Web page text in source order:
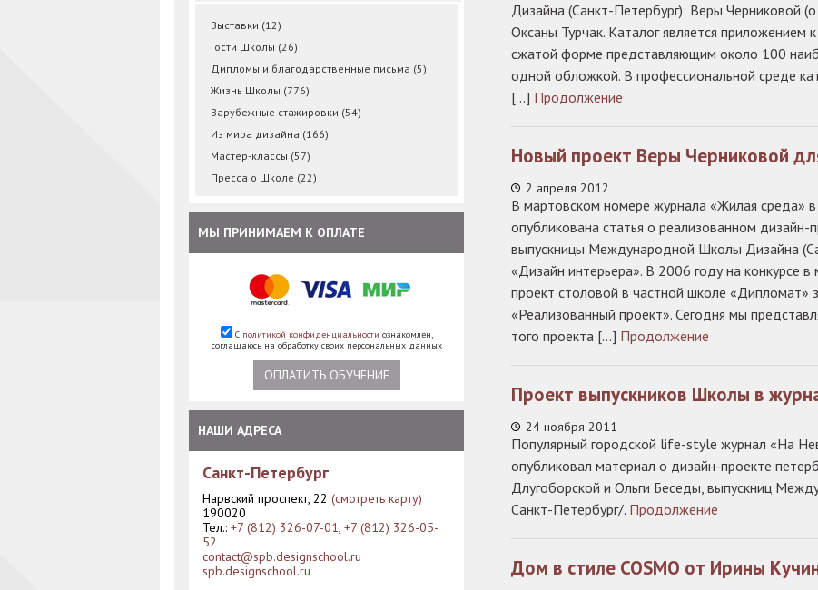
Выставки (12)
Гости Школы (26)
Дипломы и благодарственные письма (5)
Жизнь Школы (776)
Зарубежные стажировки (54)
Из мира дизайна (166)
Мастер-классы (57)
Пресса о Школе (22)
МЫ ПРИНИМАЕМ К ОПЛАТЕ
С политикой конфиденциальности ознакомлен,
соглашаюсь на обработку своих персональных данных
ОПЛАТИТЬ ОБУЧЕНИЕ
НАШИ АДРЕСА
Санкт-Петербург
Нарвский проспект, 22 (смотреть карту)
190020
Тел.: +7 (812) 326-07-01, +7 (812) 326-05-
52
contact@spb.designschool.ru
spb.designschool.ru
Дизайна (Санкт-Петербург): Веры Черниковой
Оксаны Турчак. Каталог является приложением
сжатой форме представляющим около 100
одной обложкой. В профессиональной среде
[…] Продолжение
Новый проект Веры Черниковой
2 апреля 2012
В мартовском номере журнала «Жилая среда»
опубликована статья о реализованном
выпускницы Международной Школы Дизайна
«Дизайн интерьера». В 2006 году на конкурсе
проект столовой в частной школе «Дипломат»
«Реализованный проект». Сегодня мы
того проекта […] Продолжение
Проект выпускников Школы в
24 ноября 2011
Популярный городской life-style журнал «На
опубликовал материал о дизайн-проекте
Длугоборской и Ольги Беседы, выпускниц
Санкт-Петербург/. Продолжение
Дом в стиле COSMO от Ирины